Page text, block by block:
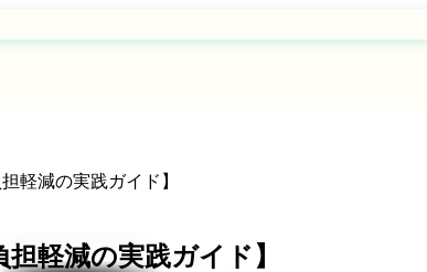
軽減の実践ガイド】
軽減の実践ガイド】